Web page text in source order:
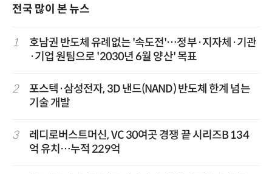
전국 많이 본 뉴스
1
호남권 반도체 유례없는 '속도전'…정부·지자체·기관
·기업 원팀으로 '2030년 6월 양산' 목표
2
포스텍·삼성전자, 3D 낸드(NAND) 반도체 한계 넘는
기술 개발
3
레디로버스트머신, VC 30여곳 경쟁 끝 시리즈B 134
억 유치…누적 229억